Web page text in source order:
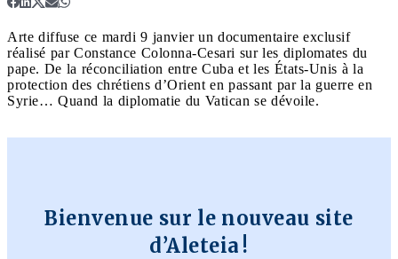
Arte diffuse ce mardi 9 janvier un documentaire exclusif
réalisé par Constance Colonna-Cesari sur les diplomates du
pape. De la réconciliation entre Cuba et les États-Unis à la
protection des chrétiens d’Orient en passant par la guerre en
Syrie… Quand la diplomatie du Vatican se dévoile.
Bienvenue sur le nouveau site
d’Aleteia !